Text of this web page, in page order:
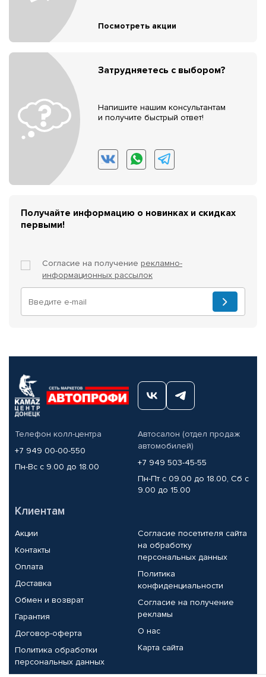
Посмотреть акции
Затрудняетесь с выбором?
Напишите нашим консультантам
и получите быстрый ответ!
Получайте информацию о новинках и скидках
первыми!
Согласие на получение рекламно-
информационных рассылок
Телефон колл-центра
+7 949 00-00-550
Пн-Вс с 9.00 до 18.00
Автосалон (отдел продаж
автомобилей)
+7 949 503-45-55
Пн-Пт с 09.00 до 18.00, Сб с
9.00 до 15.00
Клиентам
Акции
Контакты
Оплата
Доставка
Обмен и возврат
Гарантия
Договор-оферта
Политика обработки
персональных данных
Согласие посетителя сайта
на обработку
персональных данных
Политика
конфиденциальности
Согласие на получение
рекламы
О нас
Карта сайта